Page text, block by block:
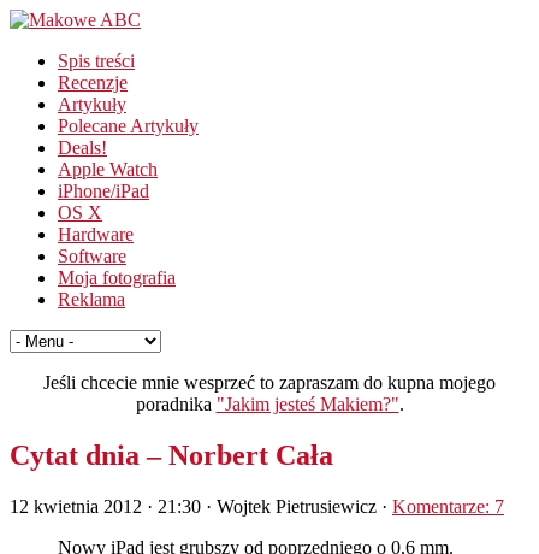
Spis treści
Recenzje
Artykuły
Polecane Artykuły
Deals!
Apple Watch
iPhone/iPad
OS X
Hardware
Software
Moja fotografia
Reklama
Jeśli chcecie mnie wesprzeć to zapraszam do kupna mojego
poradnika "Jakim jesteś Makiem?".
Cytat dnia – Norbert Cała
12 kwietnia 2012 · 21:30 · Wojtek Pietrusiewicz · Komentarze: 7
Nowy iPad jest grubszy od poprzedniego o 0,6 mm.